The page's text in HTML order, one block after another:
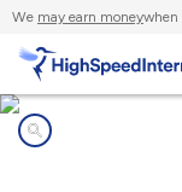
We may earn moneywhen